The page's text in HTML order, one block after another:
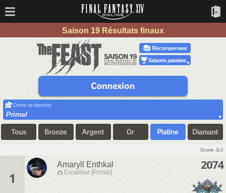
Saison 19 Résultats finaux
Primal
Score JcJ
1
Amaryll Enthkal
Excalibur [Primal]
2074